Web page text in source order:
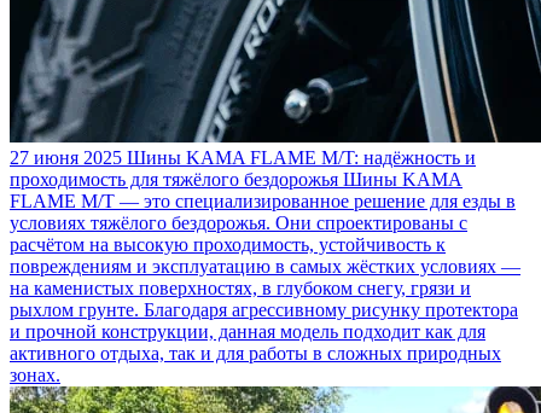
27 июня 2025 Шины KAMA FLAME M/T: надёжность и
проходимость для тяжёлого бездорожья Шины KAMA
FLAME M/T — это специализированное решение для езды в
условиях тяжёлого бездорожья. Они спроектированы с
расчётом на высокую проходимость, устойчивость к
повреждениям и эксплуатацию в самых жёстких условиях —
на каменистых поверхностях, в глубоком снегу, грязи и
рыхлом грунте. Благодаря агрессивному рисунку протектора
и прочной конструкции, данная модель подходит как для
активного отдыха, так и для работы в сложных природных
зонах.